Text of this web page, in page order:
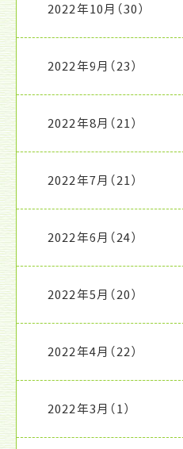
2022年10月 （30）
2022年9月 （23）
2022年8月 （21）
2022年7月 （21）
2022年6月 （24）
2022年5月 （20）
2022年4月 （22）
2022年3月 （1）